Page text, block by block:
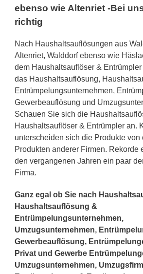
ebenso wie Altenriet -Bei
richtig
Nach Haushaltsauflösungen aus
Altenriet, Walddorf ebenso wie
dem Haushaltsauflöser &
das Haushaltsauflösung,
Entrümpelungsunternehmen,
Gewerbeauflösung und
Schauen Sie sich die
Haushaltsauflöser & Entrümpler an.
unterscheiden sich die Produkte von
Produkten anderer Firmen. Rekorde
den vergangenen Jahren ein paar
Firma.
Ganz egal ob Sie nach
Haushaltsauflösung &
Entrümpelungsunternehmen,
Umzugsunternehmen,
Gewerbeauflösung,
Privat und Gewerbe
Umzugsunternehmen,